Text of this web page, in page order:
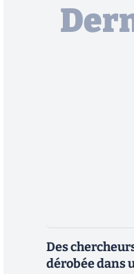
Des
dérobée dans